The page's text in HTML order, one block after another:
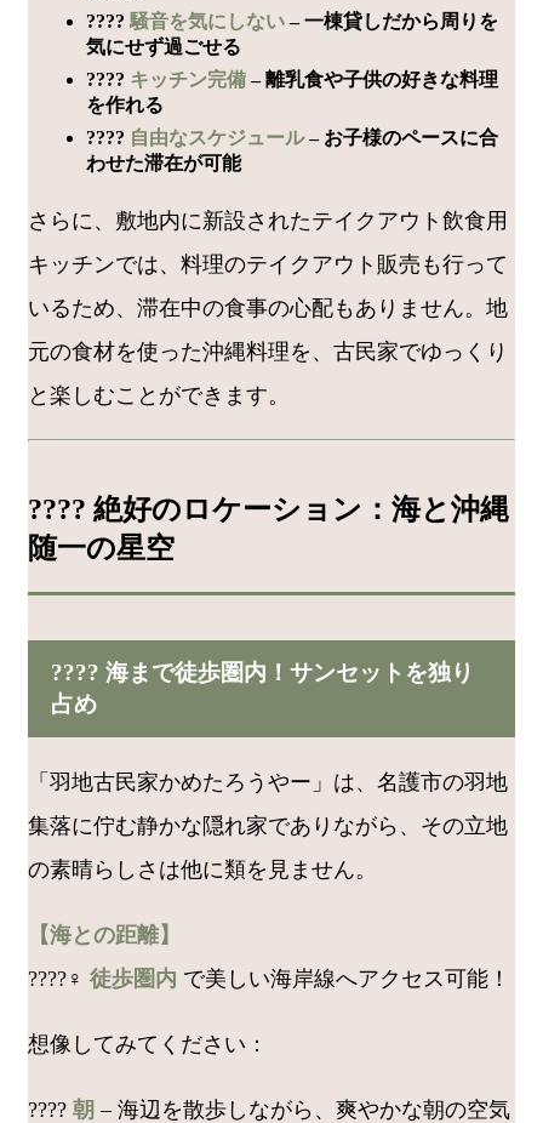
???? 騒音を気にしない– 一棟貸しだから周りを
気にせず過ごせる
???? キッチン完備– 離乳食や子供の好きな料理
を作れる
???? 自由なスケジュール– お子様のペースに合
わせた滞在が可能
さらに、敷地内に新設されたテイクアウト飲食用
キッチンでは、料理のテイクアウト販売も行って
いるため、滞在中の食事の心配もありません。地
元の食材を使った沖縄料理を、古民家でゆっくり
と楽しむことができます。
????️ 絶好のロケーション：海と沖縄
随一の星空
???? 海まで徒歩圏内！サンセットを独り
占め
「羽地古民家かめたろうやー」は、名護市の羽地
集落に佇む静かな隠れ家でありながら、その立地
の素晴らしさは他に類を見ません。
【海との距離】
????‍♀️ 徒歩圏内 で美しい海岸線へアクセス可能！
想像してみてください：
???? 朝 – 海辺を散歩しながら、爽やかな朝の空気